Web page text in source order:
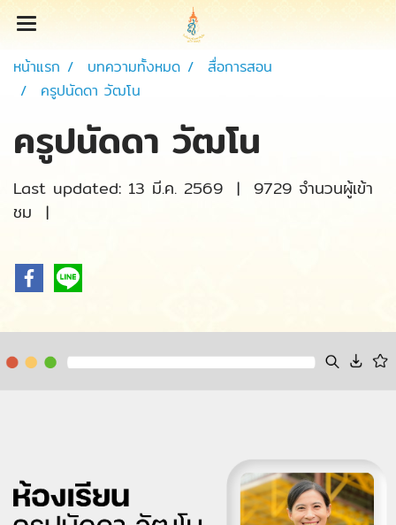
หน้าแรก บทความทั้งหมด
สื่อการสอน
ครูปนัดดา วัฒโน
ครูปนัดดา วัฒโน
Last updated: 13 มี.ค. 2569 | 9729 จำนวนผู้เข้า
ชม |